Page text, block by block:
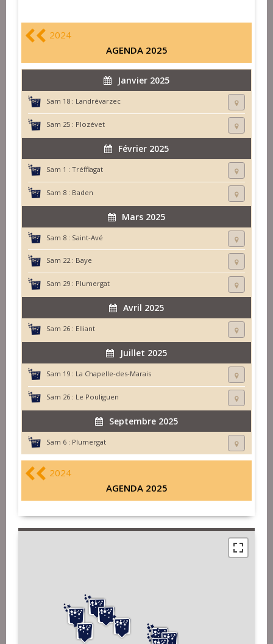
2024
AGENDA 2025
Janvier 2025
Sam 18 : Landrévarzec
Sam 25 : Plozévet
Février 2025
Sam 1 : Tréffiagat
Sam 8 : Baden
Mars 2025
Sam 8 : Saint-Avé
Sam 22 : Baye
Sam 29 : Plumergat
Avril 2025
Sam 26 : Elliant
Juillet 2025
Sam 19 : La Chapelle-des-Marais
Sam 26 : Le Pouliguen
Septembre 2025
Sam 6 : Plumergat
2024
AGENDA 2025